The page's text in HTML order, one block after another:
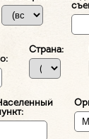
Страна: